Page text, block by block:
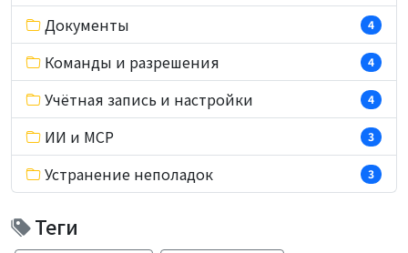
Документы 4
Команды и разрешения 4
Учётная запись и настройки 4
ИИ и MCP 3
Устранение неполадок 3
Теги